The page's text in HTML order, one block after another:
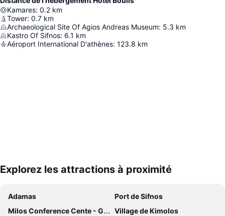
Kamares: 0.2 km
Tower: 0.7 km
Archaeological Site Of Agios Andreas Museum: 5.3 km
Kastro Of Sifnos: 6.1 km
Aéroport International D'athènes: 123.8 km
Explorez les attractions à proximité
Adamas
Port de Sifnos
Milos Conference Cente - George Iliopoulos
Village de Kimolos